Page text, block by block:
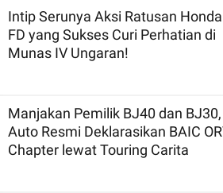
Intip Serunya Aksi Ratusan
FD yang Sukses Curi Perhatian di
Munas IV Ungaran!
Manjakan Pemilik BJ40 dan
Auto Resmi Deklarasikan BAIC
Chapter lewat Touring Carita